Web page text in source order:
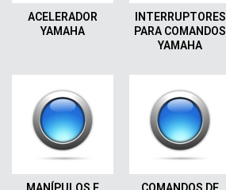
ACELERADOR
YAMAHA
INTERRUPTORES
PARA COMANDOS
YAMAHA